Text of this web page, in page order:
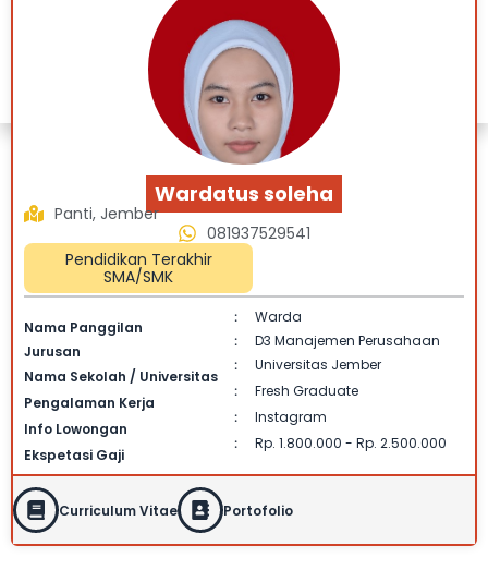
Wardatus soleha
Pendidikan Terakhir
SMA/SMK
081937529541
Panti, Jember
Nama Panggilan
:
Warda
Jurusan
:
D3 Manajemen Perusahaan
Nama Sekolah / Universitas
: Universitas Jember
Pengalaman Kerja
: Fresh Graduate
Info Lowongan
: Instagram
Ekspetasi Gaji
: Rp. 1.800.000 - Rp. 2.500.000
Curriculum Vitae Portofolio